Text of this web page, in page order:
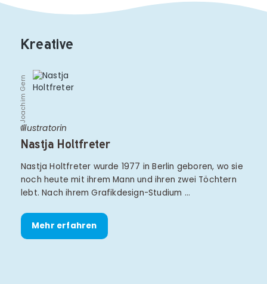
Kreative
© Joachim Gern
Illustratorin
Nastja Holtfreter
Nastja Holtfreter wurde 1977 in Berlin geboren, wo sie
noch heute mit ihrem Mann und ihren zwei Töchtern
lebt. Nach ihrem Grafikdesign-Studium …
Mehr erfahren